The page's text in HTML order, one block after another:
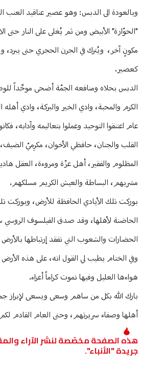
وبالعودة الى الدبس: وهو عصير عناقيد العنب
"الحوّارة" الأبيض ومن ثم يُغلى على النار حتى
مكونٍ آخر، ويُترك في الجرن الحجري حتى يبرد،
كعصير.
الدبس بحلاه ومنافعه الجمّة أضحى موحِّداً
الكرم والمحبة، وادي الخير والبركة، وادي أهله
عام اعتنقوا التوحيد وعملوا بتعاليمه وآدابه،
القلب والجنان، حافظي الأخوان، مكرِميّ
المظلوم والفقير، أهل عزّة ومروءة، العقل
مشربهم، البساطة والعيش الكريم مسلكهم.
بوركت تلك الأيادي الحافظة للأرض، وبوركت
الحاضنة لأهلها، وقد صدق الفيلسوف
الحضارات والشعوب التي تفقد إرتباطها
وفي الختام يطيب لي القول انه، على هذه الأرض
هواءها العليل وفيها نموت كراماً أعزاء.
بارك الله بكل من ساهم وسعى ويسعى لإبراز
أهلها وصفاء سريرتهم، وحتى العام القادم
هذه الصفحة مخصّصة لنشر الآراء
جريدة "الأنباء".